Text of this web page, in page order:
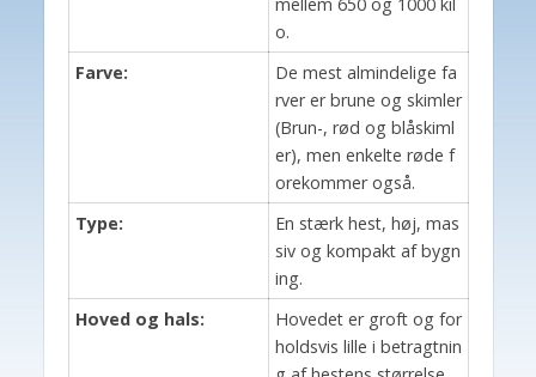
o.
Farve:
De mest almindelige fa
rver er brune og skimler
(Brun-, rød og blåskiml
er), men enkelte røde f
orekommer også.
Type:
En stærk hest, høj, mas
siv og kompakt af bygn
ing.
Hoved og hals:
Hovedet er groft og for
holdsvis lille i betragtnin